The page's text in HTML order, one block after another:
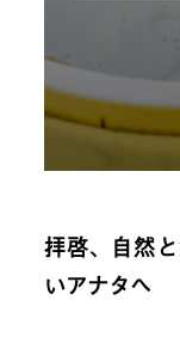
拝啓、自然
いアナタへ